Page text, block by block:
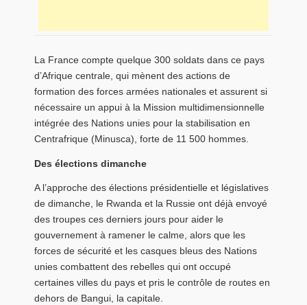
La France compte quelque 300 soldats dans ce pays
d’Afrique centrale, qui mènent des actions de
formation des forces armées nationales et assurent si
nécessaire un appui à la Mission multidimensionnelle
intégrée des Nations unies pour la stabilisation en
Centrafrique (Minusca), forte de 11 500 hommes.
Des élections dimanche
A l’approche des élections présidentielle et législatives
de dimanche, le Rwanda et la Russie ont déjà envoyé
des troupes ces derniers jours pour aider le
gouvernement à ramener le calme, alors que les
forces de sécurité et les casques bleus des Nations
unies combattent des rebelles qui ont occupé
certaines villes du pays et pris le contrôle de routes en
dehors de Bangui, la capitale.